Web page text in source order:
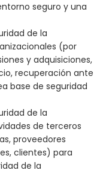
seguro y una
de la
(por
y adquisiciones,
recuperación ante
base de seguridad
de la
de terceros
proveedores
clientes) para
de la